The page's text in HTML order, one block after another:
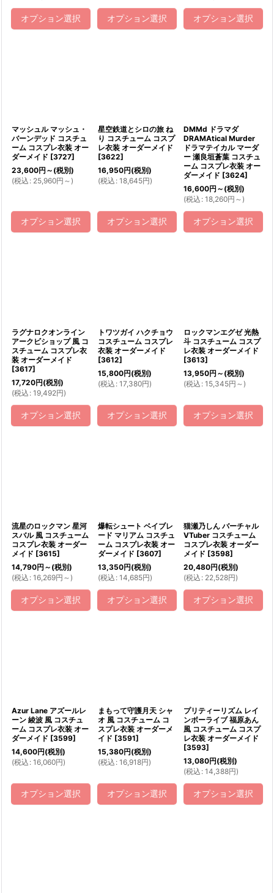
オプション選択 オプション選択 オプション選択
マッシュル マッシュ・
バーンデッド コスチュ
ーム コスプレ衣装 オー
ダーメイド [3727]
23,600円 ～ (税別)
(税込 : 25,960円 ～)
オプション選択
星空鉄道とシロの旅 ね
り コスチューム コスプ
レ衣装 オーダーメイド
[3622]
16,950円(税別)
(税込 : 18,645円)
オプション選択
DMMd ドラマダ
DRAMAtical Murder
ドラマテイカル マーダ
ー 瀬良垣蒼葉 コスチュ
ーム コスプレ衣装 オー
ダーメイド [3624]
16,600円 ～ (税別)
(税込 : 18,260円 ～)
オプション選択
ラグナロクオンライン
アークビショップ 風 コ
スチューム コスプレ衣
装 オーダーメイド
[3617]
17,720円(税別)
(税込 : 19,492円)
オプション選択
トワツガイ ハクチョウ
コスチューム コスプレ
衣装 オーダーメイド
[3612]
15,800円(税別)
(税込 : 17,380円)
オプション選択
ロックマンエグゼ 光熱
斗 コスチューム コスプ
レ衣装 オーダーメイド
[3613]
13,950円 ～ (税別)
(税込 : 15,345円 ～)
オプション選択
流星のロックマン 星河
スバル 風 コスチューム
コスプレ衣装 オーダー
メイド [3615]
14,790円 ～ (税別)
(税込 : 16,269円 ～)
オプション選択
爆転シュート ベイブレ
ード マリアム コスチュ
ーム コスプレ衣装 オー
ダーメイド [3607]
13,350円(税別)
(税込 : 14,685円)
オプション選択
猫瀬乃しん バーチャル
VTuber コスチューム
コスプレ衣装 オーダー
メイド [3598]
20,480円(税別)
(税込 : 22,528円)
オプション選択
Azur Lane アズールレ
ーン 綾波 風 コスチュ
ーム コスプレ衣装 オー
ダーメイド [3599]
14,600円(税別)
(税込 : 16,060円)
オプション選択
まもって守護月天 シャ
オ 風 コスチューム コ
スプレ衣装 オーダーメ
イド [3591]
15,380円(税別)
(税込 : 16,918円)
オプション選択
プリティーリズム レイ
ンボーライブ 福原あん
風 コスチューム コスプ
レ衣装 オーダーメイド
[3593]
13,080円(税別)
(税込 : 14,388円)
オプション選択